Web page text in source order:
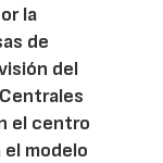
la
de
del
el centro
modelo